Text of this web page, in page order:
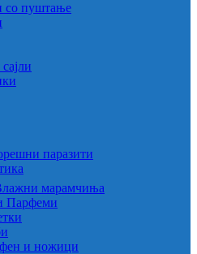
со пуштање
паразити
марамчиња
Парфеми
и ножици